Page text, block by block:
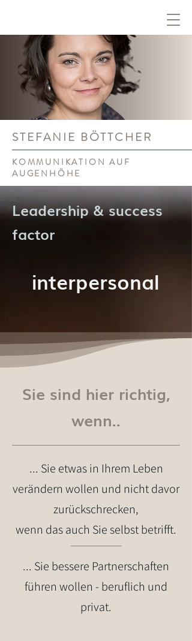
STEFANIE BÖTTCHER
KOMMUNIKATION AUF
AUGENHÖHE
Leadership & success
factor
interpersonal
Sie sind hier richtig,
wenn..
... Sie etwas in Ihrem Leben
verändern wollen und nicht davor
zurückschrecken,
wenn das auch Sie selbst betrifft.
... Sie bessere Partnerschaften
führen wollen - beruflich und
privat.